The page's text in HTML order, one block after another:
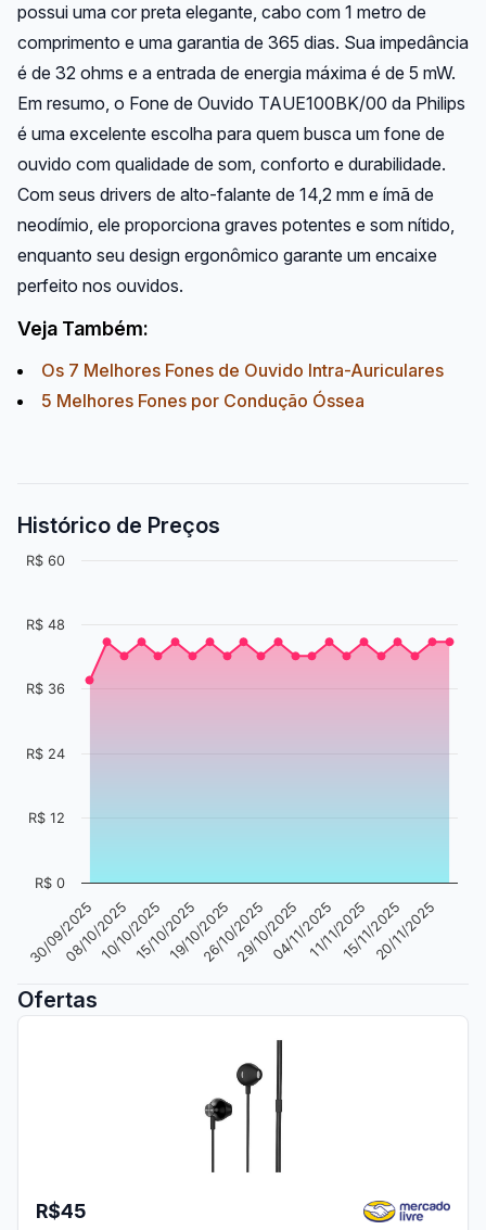
possui uma cor preta elegante, cabo com 1 metro de
comprimento e uma garantia de 365 dias. Sua impedância
é de 32 ohms e a entrada de energia máxima é de 5 mW.
Em resumo, o Fone de Ouvido TAUE100BK/00 da Philips
é uma excelente escolha para quem busca um fone de
ouvido com qualidade de som, conforto e durabilidade.
Com seus drivers de alto-falante de 14,2 mm e ímã de
neodímio, ele proporciona graves potentes e som nítido,
enquanto seu design ergonômico garante um encaixe
perfeito nos ouvidos.
Veja Também:
Os 7 Melhores Fones de Ouvido Intra-Auriculares
5 Melhores Fones por Condução Óssea
Histórico de Preços
30/09/2025
08/10/202510/10/202515/10/202519/10/202526/10/202529/10/202504/11/202511/11/202515/11/202520/11/2025
R$ 0
R$ 12
R$ 24
R$ 36
R$ 48
R$ 60
Ofertas
R$45